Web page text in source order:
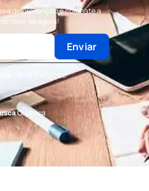
Civil
de Recepcionistas
Civil
de Emergência
de Incêndio
de Incêndio Valor
de Incêndio
a Incêndio NR 23
de prevenção e combate a
se agora!
Enviar
e Serviços